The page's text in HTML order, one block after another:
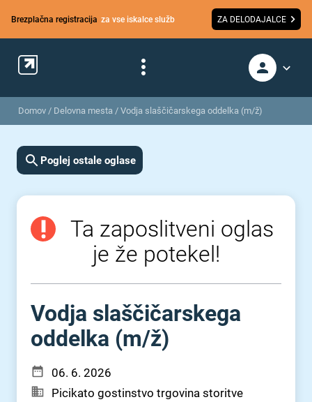
Brezplačna registracija za vse iskalce služb ZA DELODAJALCE
Domov / Delovna mesta / Vodja slaščičarskega oddelka (m/ž)
Poglej ostale oglase
Ta zaposlitveni oglas
je že potekel!
Vodja slaščičarskega
oddelka (m⁠/⁠ž)
06. 6. 2026
Picikato gostinstvo trgovina storitve